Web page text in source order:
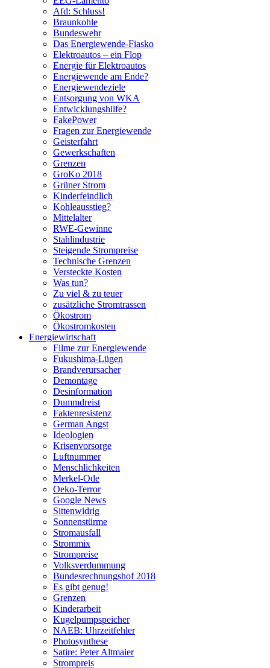
Afd: Schluss!
Braunkohle
Bundeswehr
Das Energiewende-Fiasko
Elektroautos – ein Flop
Energie für Elektroautos
Energiewende am Ende?
Energiewendeziele
Entsorgung von WKA
Entwicklungshilfe?
FakePower
Fragen zur Energiewende
Geisterfahrt
Gewerkschaften
Grenzen
GroKo 2018
Grüner Strom
Kinderfeindlich
Kohleausstieg?
Mittelalter
RWE-Gewinne
Stahlindustrie
Steigende Strompreise
Technische Grenzen
Versteckte Kosten
Was tun?
Zu viel & zu teuer
zusätzliche Stromtrassen
Ökostrom
Ökostromkosten
Energiewirtschaft
Filme zur Energiewende
Fukushima-Lügen
Brandverursacher
Demontage
Desinformation
Dummdreist
Faktenresistenz
German Angst
Ideologien
Krisenvorsorge
Luftnummer
Menschlichkeiten
Merkel-Ode
Oeko-Terror
Google News
Sittenwidrig
Sonnenstürme
Stromausfall
Strommix
Strompreise
Volksverdummung
Bundesrechnungshof 2018
Es gibt genug!
Grenzen
Kinderarbeit
Kugelpumpspeicher
NAEB: Uhrzeitfehler
Photosynthese
Satire: Peter Altmaier
Strompreis